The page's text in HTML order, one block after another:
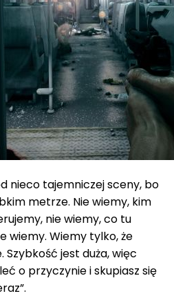
nieco tajemniczej sceny, bo
metrze. Nie wiemy, kim
nie wiemy, co tu
wiemy. Wiemy tylko, że
jest duża, więc
o przyczynie i skupiasz się